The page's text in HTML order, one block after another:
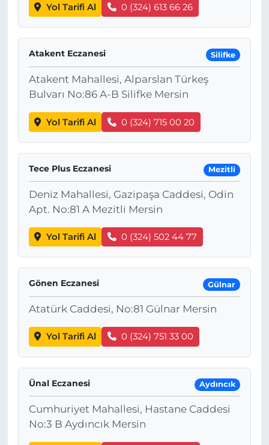
Yol Tarifi Al 0 (324) 613 66 26
Atakent Eczanesi Silifke
Atakent Mahallesi, Alparslan Türkeş
Bulvarı No:86 A-B Silifke Mersin
Yol Tarifi Al 0 (324) 715 00 20
Tece Plus Eczanesi Mezitli
Deniz Mahallesi, Gazipaşa Caddesi, Odin
Apt. No:81 A Mezitli Mersin
Yol Tarifi Al 0 (324) 502 44 77
Gönen Eczanesi Gülnar
Atatürk Caddesi, No:81 Gülnar Mersin
Yol Tarifi Al 0 (324) 751 33 00
Ünal Eczanesi Aydıncık
Cumhuriyet Mahallesi, Hastane Caddesi
No:3 B Aydıncık Mersin